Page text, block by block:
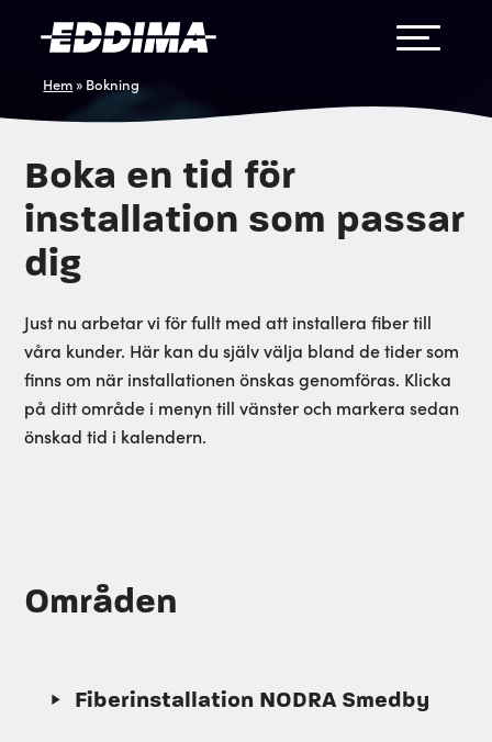
Hem» Bokning
Boka en tid för
installation som passar
dig
Just nu arbetar vi för fullt med att installera fiber till
våra kunder. Här kan du själv välja bland de tider som
finns om när installationen önskas genomföras. Klicka
på ditt område i menyn till vänster och markera sedan
önskad tid i kalendern.
Områden
Fiberinstallation NODRA Smedby